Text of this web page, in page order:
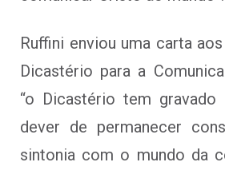
Ruffini enviou uma carta
Dicastério para a
“o Dicastério tem
dever de permanecer
sintonia com o mundo da